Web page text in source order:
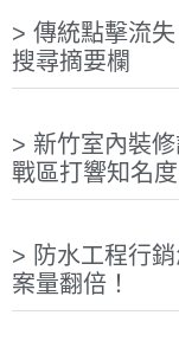
傳統點擊流
搜尋摘要欄
新竹室內裝
戰區打響知名度
防水工程行
案量翻倍！